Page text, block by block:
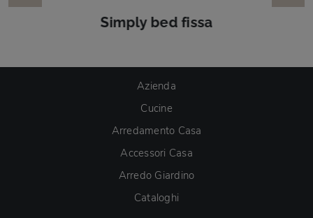
Simply bed fissa
Azienda
Cucine
Arredamento Casa
Accessori Casa
Arredo Giardino
Cataloghi